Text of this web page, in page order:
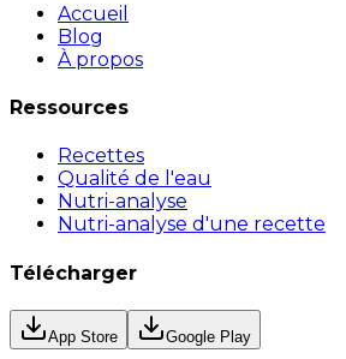
Accueil
Blog
À propos
Ressources
Recettes
Qualité de l'eau
Nutri-analyse
Nutri-analyse d'une recette
Télécharger
App Store Google Play